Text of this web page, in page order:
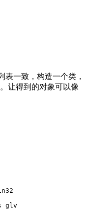
一致，构造一个类，
。让得到的对象可以像
glv